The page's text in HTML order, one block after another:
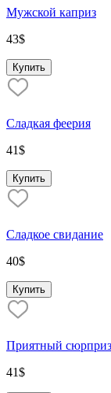
Мужской каприз
43$
Купить
Сладкая феерия
41$
Купить
Сладкое свидание
40$
Купить
Приятный сюрприз
41$